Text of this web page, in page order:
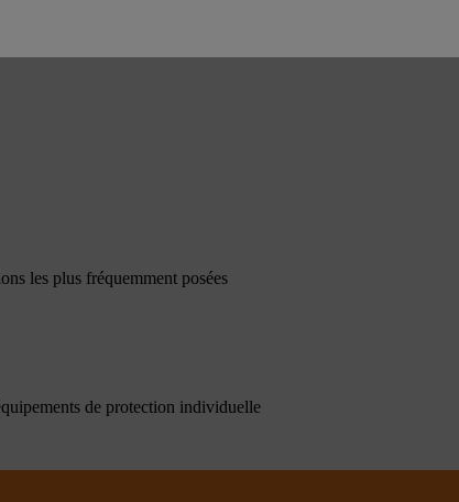
les plus fréquemment posées
de protection individuelle